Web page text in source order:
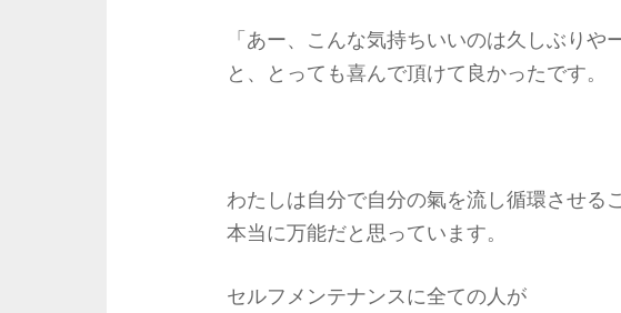
「あー、こんな気持ちいいのは久しぶりや
と、とっても喜んで頂けて良かったです。
わたしは自分で自分の氣を流し循環させる
本当に万能だと思っています。
セルフメンテナンスに全ての人が